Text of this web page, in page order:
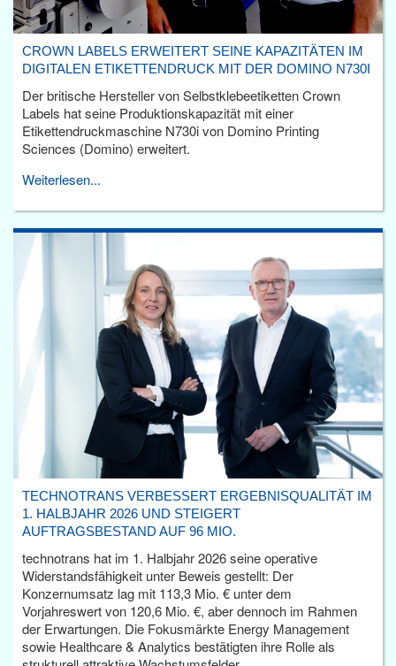
CROWN LABELS ERWEITERT SEINE KAPAZITÄTEN IM
DIGITALEN ETIKETTENDRUCK MIT DER DOMINO N730I
Der britische Hersteller von Selbstklebeetiketten Crown
Labels hat seine Produktionskapazität mit einer
Etikettendruckmaschine N730i von Domino Printing
Sciences (Domino) erweitert.
Weiterlesen...
TECHNOTRANS VERBESSERT ERGEBNISQUALITÄT IM
1. HALBJAHR 2026 UND STEIGERT
AUFTRAGSBESTAND AUF 96 MIO.
technotrans hat im 1. Halbjahr 2026 seine operative
Widerstandsfähigkeit unter Beweis gestellt: Der
Konzernumsatz lag mit 113,3 Mio. € unter dem
Vorjahreswert von 120,6 Mio. €, aber dennoch im Rahmen
der Erwartungen. Die Fokusmärkte Energy Management
sowie Healthcare & Analytics bestätigten ihre Rolle als